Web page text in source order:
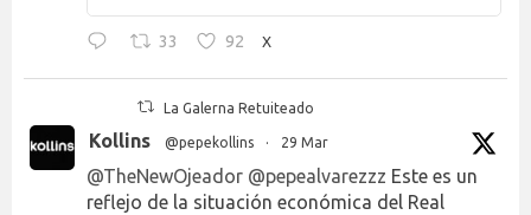
33 92 X
La Galerna Retuiteado
Kollins @pepekollins · 29 Mar
@TheNewOjeador @pepealvarezzz Este es un
reflejo de la situación económica del Real